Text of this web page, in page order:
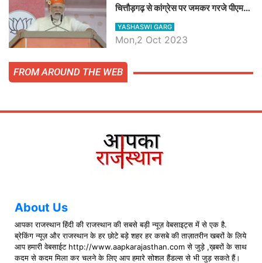
चित्तौड़गढ़ से कांग्रेस पर जमकर गरजे पीएम
मोदी, जाने प्रधानमंत्री के भाषण की बड़ी
बातें, देखें वीडियो
YASHASWI GARG
Mon,2 Oct 2023
FROM AROUND THE WEB
About Us
आपका राजस्थान हिंदी की राजस्थान की सबसे बड़ी न्यूज़ वेबसाइट्स में से एक है.
ब्रेकिंग न्यूज़ और राजस्थान के हर छोटे बड़े शहर हर कसबे की ताज़ातरीन खबरों के लिये
आप हमारी वेबसाईट http://www.aapkarajasthan.com से जुड़े ,ख़बरों के साथ
कदम से कदम मिला कर चलने के लिए आप हमारे सोशल हैंडल्स से भी जुड़ सकते हैं।